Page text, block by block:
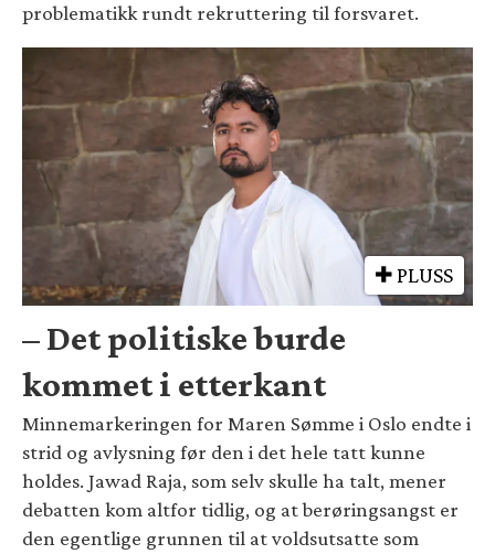
problematikk rundt rekruttering til forsvaret.
PLUSS
– Det politiske burde
kommet i etterkant
Minnemarkeringen for Maren Sømme i Oslo endte i
strid og avlysning før den i det hele tatt kunne
holdes. Jawad Raja, som selv skulle ha talt, mener
debatten kom altfor tidlig, og at berøringsangst er
den egentlige grunnen til at voldsutsatte som